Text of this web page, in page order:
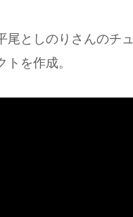
尾としのりさんのチ
トを作成。